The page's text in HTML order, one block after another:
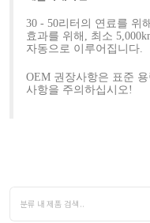
30 - 50리터의 연료를 위
효과를 위해, 최소
자동으로 이루어집니다.
OEM 권장사항은 표준
사항을 주의하십시오!